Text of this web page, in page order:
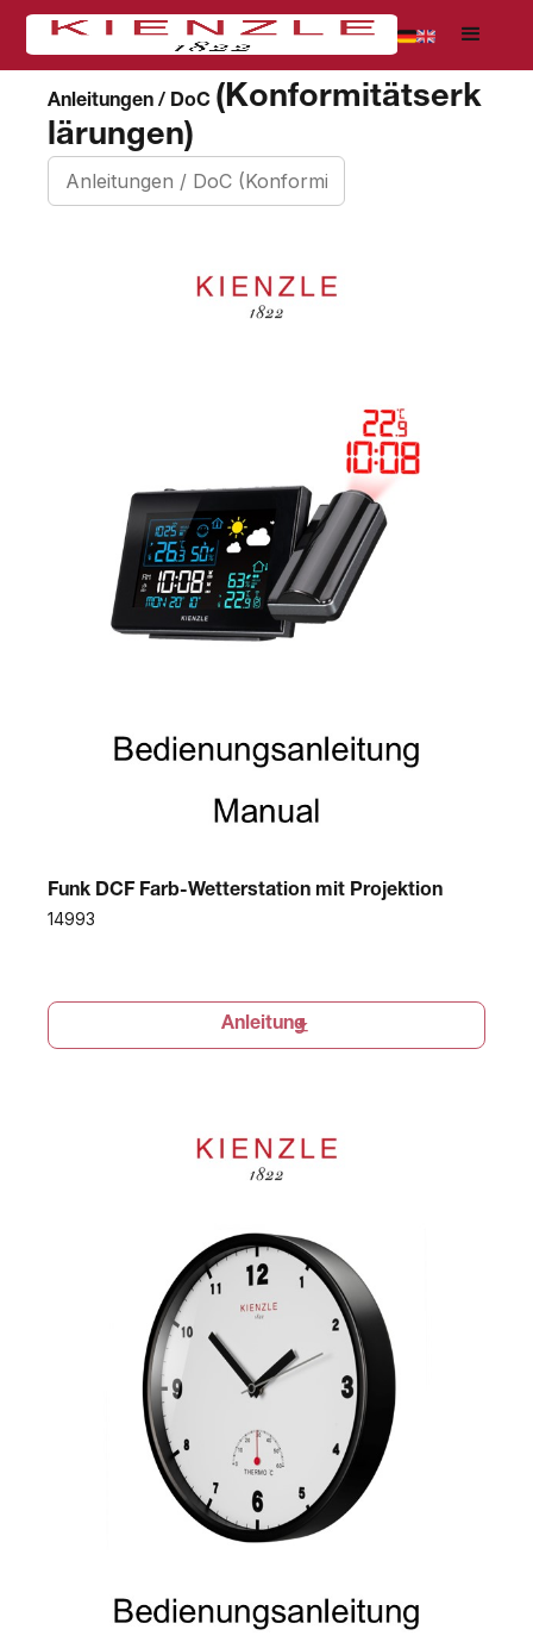
Anleitungen / DoC (Konformitätserk
lärungen)
Funk DCF Farb-Wetterstation mit Projektion
14993
Anleitung